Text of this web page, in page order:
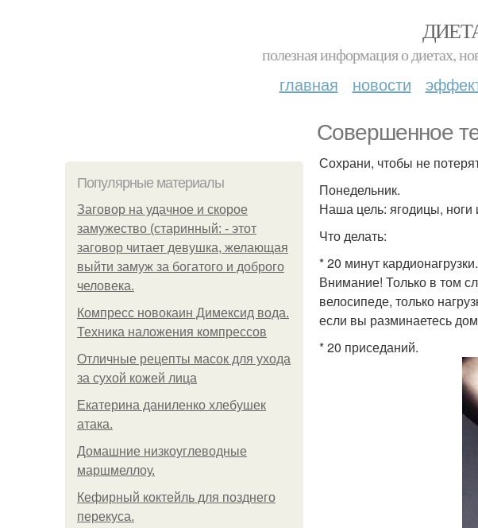
полезная информация о диетах,
главная новости
Совершенное
Популярные материалы
Заговор на удачное и скорое
замужество (старинный: - этот
заговор читает девушка, желающая
выйти замуж за богатого и доброго
человека.
Компресс новокаин Димексид вода.
Техника наложения компрессов
Отличные рецепты масок для ухода
за сухой кожей лица
Екатерина даниленко хлебушек
атака.
Домашние низкоуглеводные
маршмеллоу.
Кефирный коктейль для позднего
перекуса.
Сохрани, чтобы не
Понедельник.
Наша цель: ягодицы, ноги
Что делать:
* 20 минут кардионагрузки.
Внимание! Только в том
велосипеде, только
если вы разминаетесь
* 20 приседаний.